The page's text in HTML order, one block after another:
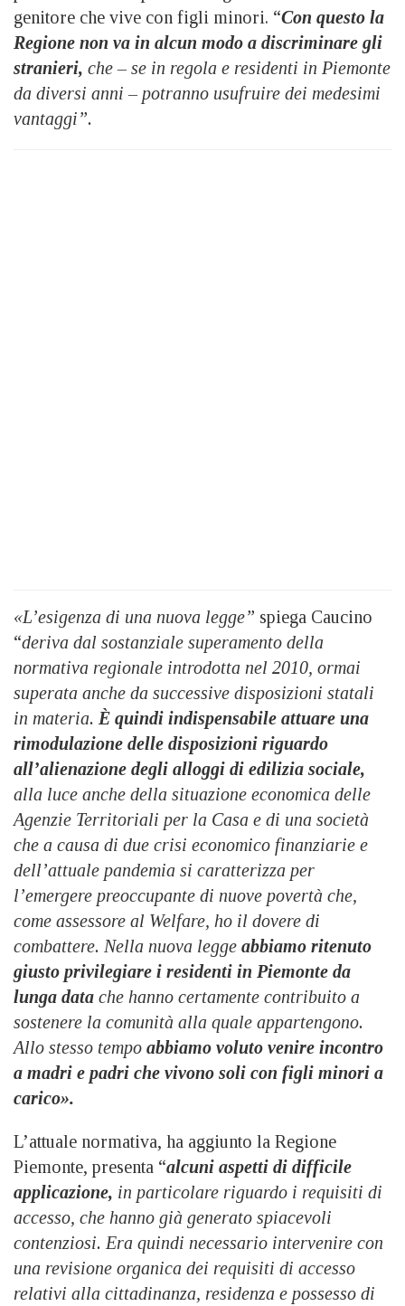
genitore che vive con figli minori. “Con questo la
Regione non va in alcun modo a discriminare gli
stranieri, che – se in regola e residenti in Piemonte
da diversi anni – potranno usufruire dei medesimi
vantaggi”.
«L’esigenza di una nuova legge” spiega Caucino
“deriva dal sostanziale superamento della
normativa regionale introdotta nel 2010, ormai
superata anche da successive disposizioni statali
in materia. È quindi indispensabile attuare una
rimodulazione delle disposizioni riguardo
all’alienazione degli alloggi di edilizia sociale,
alla luce anche della situazione economica delle
Agenzie Territoriali per la Casa e di una società
che a causa di due crisi economico finanziarie e
dell’attuale pandemia si caratterizza per
l’emergere preoccupante di nuove povertà che,
come assessore al Welfare, ho il dovere di
combattere. Nella nuova legge abbiamo ritenuto
giusto privilegiare i residenti in Piemonte da
lunga data che hanno certamente contribuito a
sostenere la comunità alla quale appartengono.
Allo stesso tempo abbiamo voluto venire incontro
a madri e padri che vivono soli con figli minori a
carico».
L’attuale normativa, ha aggiunto la Regione
Piemonte, presenta “alcuni aspetti di difficile
applicazione, in particolare riguardo i requisiti di
accesso, che hanno già generato spiacevoli
contenziosi. Era quindi necessario intervenire con
una revisione organica dei requisiti di accesso
relativi alla cittadinanza, residenza e possesso di